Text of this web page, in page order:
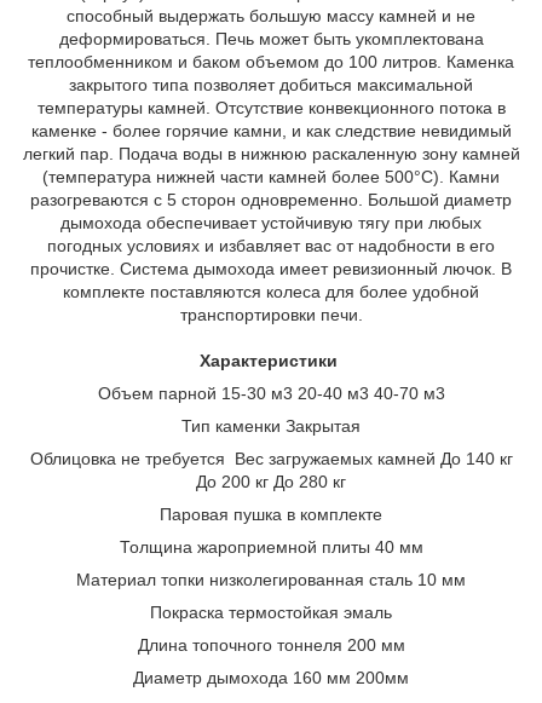
способный выдержать большую массу камней и не
деформироваться. Печь может быть укомплектована
теплообменником и баком объемом до 100 литров. Каменка
закрытого типа позволяет добиться максимальной
температуры камней. Отсутствие конвекционного потока в
каменке - более горячие камни, и как следствие невидимый
легкий пар. Подача воды в нижнюю раскаленную зону камней
(температура нижней части камней более 500°С). Камни
разогреваются с 5 сторон одновременно. Большой диаметр
дымохода обеспечивает устойчивую тягу при любых
погодных условиях и избавляет вас от надобности в его
прочистке. Система дымохода имеет ревизионный лючок. В
комплекте поставляются колеса для более удобной
транспортировки печи.
Характеристики
Объем парной 15-30 м3 20-40 м3 40-70 м3
Тип каменки Закрытая
Облицовка не требуется Вес загружаемых камней До 140 кг
До 200 кг До 280 кг
Паровая пушка в комплекте
Толщина жароприемной плиты 40 мм
Материал топки низколегированная сталь 10 мм
Покраска термостойкая эмаль
Длина топочного тоннеля 200 мм
Диаметр дымохода 160 мм 200мм